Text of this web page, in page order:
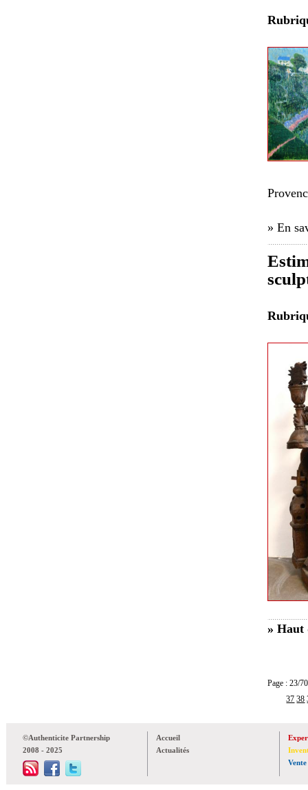
» En
» Haut
Page :
37 38
©Authenticite Partnership
2008 - 2025
Accueil
Actualités
Vente